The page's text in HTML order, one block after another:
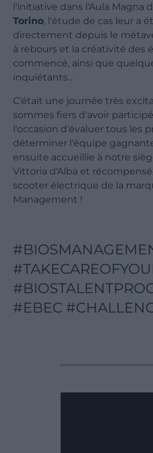
l'initiative dans l'Aula Magna
Torino, l'étude de cas leur a
directement depuis le
à rebours et la créativité des
commencé, ainsi que
inquiétants...
C'était une journée très
sommes fiers d'avoir
l'occasion d'évaluer tous les
déterminer l'équipe
ensuite accueillie à notre
Vittoria d'Alba et
scooter électrique de la
Management !
#EBEC